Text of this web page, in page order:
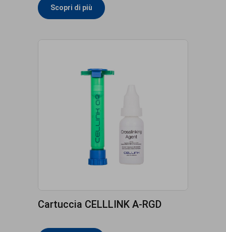
Scopri di più
Cartuccia CELLLINK A-RGD